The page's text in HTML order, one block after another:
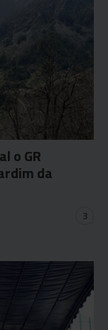
o GR
da
3